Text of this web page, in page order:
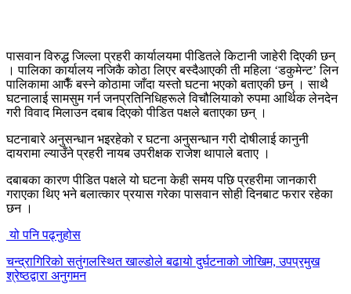
पासवान विरुद्ध जिल्ला प्रहरी कार्यालयमा पीडितले किटानी जाहेरी दिएकी छन्
। पालिका कार्यालय नजिकै कोठा लिएर बस्दैआएकी ती महिला ‘डकुमेन्ट’ लिन
पालिकामा आफैँ बस्ने कोठामा जाँदा यस्तो घटना भएको बताएकी छन् । साथै
घटनालाई सामसुम गर्न जनप्रतिनिधिहरूले विचौलियाको रुपमा आर्थिक लेनदेन
गरी विवाद मिलाउन दबाब दिएको पीडित पक्षले बताएका छन् ।
घटनाबारे अनुसन्धान भइरहेको र घटना अनुसन्धान गरी दोषीलाई कानुनी
दायरामा ल्याउँने प्रहरी नायब उपरीक्षक राजेश थापाले बताए ।
दबाबका कारण पीडित पक्षले यो घटना केही समय पछि प्रहरीमा जानकारी
गराएका थिए भने बलात्कार प्रयास गरेका पासवान सोही दिनबाट फरार रहेका
छन ।
यो पनि पढ्नुहोस
चन्द्रागिरिको सतुंगलस्थित खाल्डोले बढायो दुर्घटनाको जोखिम, उपप्रमुख
श्रेष्ठद्वारा अनुगमन